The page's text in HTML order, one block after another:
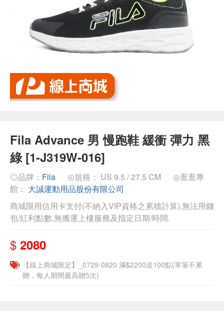
Fila Advance 男 慢跑鞋 緩衝 彈力 黑
綠 [1-J319W-016]
◎品牌： Fila ◎規格： US 9.5 / 27.5 CM
◎逛逛專
館： 大誠運動用品股份有限公司
商城限用信用卡支付(不納入VIP資格之累積計算),無法用錢
包/紅利點數,無搬運上樓服務及指定日期/時間.
$ 2080
【線上商城限定】_0729-0820 滿$2200送100點(單筆不累
贈，每人期間最高贈5次)